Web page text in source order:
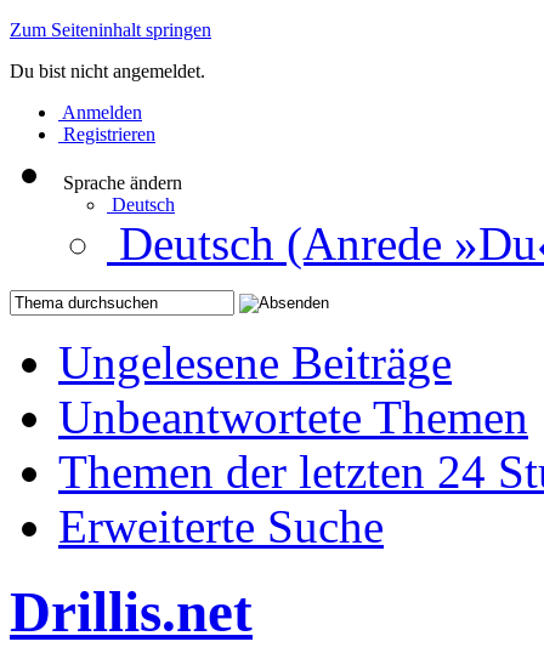
Zum Seiteninhalt springen
Du bist nicht angemeldet.
Anmelden
Registrieren
Sprache ändern
Deutsch
Deutsch (Anrede
Ungelesene Beiträge
Unbeantwortete Themen
Themen der letzten 24
Erweiterte Suche
Drillis.net